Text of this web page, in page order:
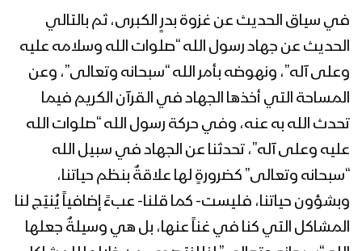
المحاضرة الرمضانية الخامسة عشرة للسيد
رمضان 1444هـ
المحاضرة الرمضانية الرابعة عشرة للسيد
القائد عبدالملك بدرالدين الحوثي 15
رمضان 1444هـ
المحاضرة الرمضانية الثالثة عشرة للسيد
القائد عبدالملك بدرالدين الحوثي 14
رمضان 1444هـ
في سياق الحديث عن غزوة بدرٍ الكبرى، ثم بالتالي
الحديث عن جهاد رسول الله “صلوات الله وسلامه عليه
وعلى آله”، ونهوضه بأمر الله “سبحانه وتعالى”، وعن
المساحة التي أخذها الجهاد في القرآن الكريم فيما
تحدث الله به عنه، وفي حركة رسول الله “صلوات الله
عليه وعلى آله”، تحدثنا عن الجهاد في سبيل الله
“سبحانه وتعالى” كضرورةٍ لها علاقةٌ بنظم حياتنا،
وبشؤون حياتنا، فليست- كما قلنا- عبءً إضافياً يُنتِج لنا
المشاكل التي كنا في غناً عنها، بل هي وسيلةٌ جعلها